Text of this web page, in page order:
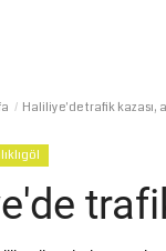
Haliliye'de trafik kazası,